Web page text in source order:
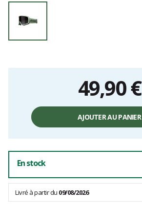
49,90 €
unitaire,
AJOUTER AU PANIER
En stock
Livré à partir du 09/08/2026